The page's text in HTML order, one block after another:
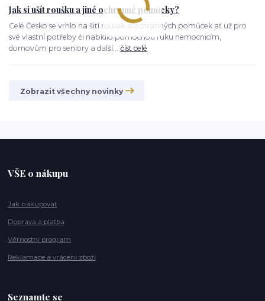
Jak si ušít roušku a jiné ochranné pomůcky?
Celé Česko se vrhlo na šití roušek a ochranných pomůcek ať už pro
své vlastní potřeby či nabídlo pomocnou ruku nemocnicím,
domovům pro seniory a další... číst celé
Zobrazit všechny novinky
VŠE o nákupu
Jak nakupovat
Doprava a platba
Věrnostní program
Reklamace a vrácení zboží
Seznamte se